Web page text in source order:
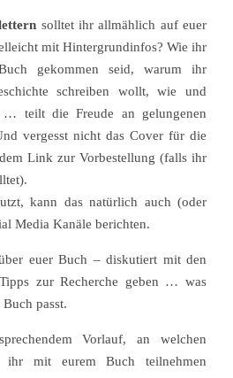
solltet ihr allmählich auf euer
mit Hintergrundinfos? Wie ihr
gekommen seid, warum ihr
schreiben wollt, wie und
… teilt die Freude an gelungenen
vergesst nicht das Cover für die
Link zur Vorbestellung (falls ihr
kann das natürlich auch (oder
Media Kanäle berichten.
euer Buch – diskutiert mit den
zur Recherche geben … was
passt.
Vorlauf, an welchen
ihr mit eurem Buch teilnehmen